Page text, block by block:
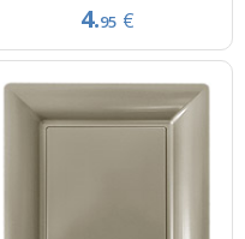
4.95 €